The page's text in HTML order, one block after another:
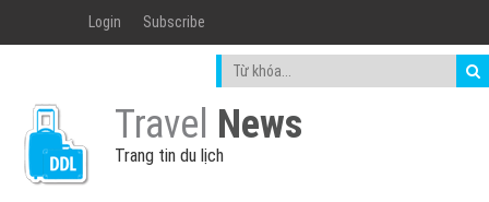
Login Subscribe
Travel News
Trang tin du lịch